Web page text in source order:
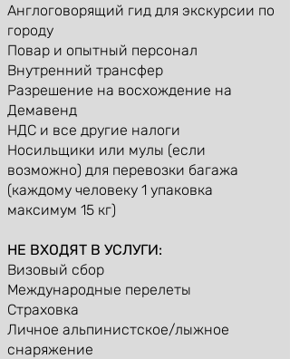
Англоговорящий гид для экскурсии по
городу
Повар и опытный персонал
Внутренний трансфер
Разрешение на восхождение на
Демавенд
НДС и все другие налоги
Носильщики или мулы (если
возможно) для перевозки багажа
(каждому человеку 1 упаковка
максимум 15 кг)
НЕ ВХОДЯТ В УСЛУГИ:
Визовый сбор
Международные перелеты
Страховка
Личное альпинистское/лыжное
снаряжение